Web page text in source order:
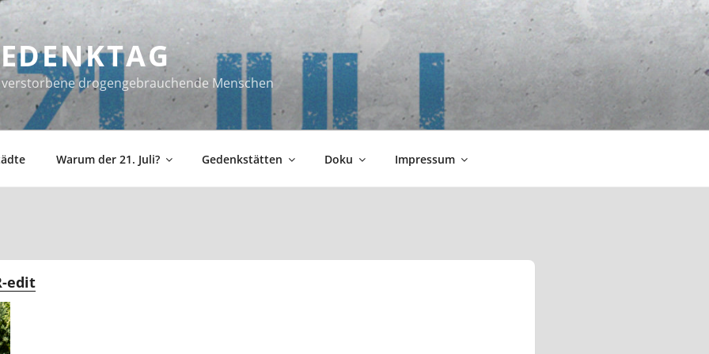
drogengebrauchende Menschen
Warum der 21. Juli? Gedenkstätten Doku Impressum
edit